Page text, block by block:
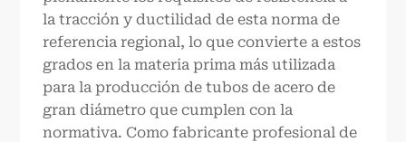
la tracción y ductilidad de esta norma de
referencia regional, lo que convierte a estos
grados en la materia prima más utilizada
para la producción de tubos de acero de
gran diámetro que cumplen con la
normativa. Como fabricante profesional de